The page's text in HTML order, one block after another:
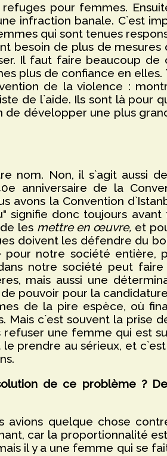
pour femmes.
infraction banale. C`est
qui sont tenues
besoin de plus de
Il faut faire beaucoup de
plus de confiance en elles.
de la violence :
de l`aide. Ils sont là pour
développer une plus
nom. Non, il s`agit aussi
anniversaire de la
avons la Convention
donc toujours avant
les mettre en œuvre, et
doivent les défendre du
pour notre société entière,
notre société peut
mais aussi une
pouvoir pour la
de la pire espèce, où
c`est souvent la prise
une femme qui est
prendre au sérieux, et
de ce problème ?
quelque chose
car la proportionnalité
il y a une femme qui se